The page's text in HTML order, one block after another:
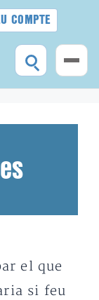
COMPTE
el que
si feu